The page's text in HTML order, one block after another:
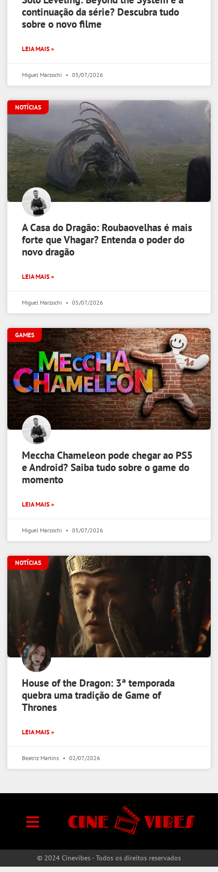
continuação da série? Descubra tudo
sobre o novo filme
LEIA MAIS »
Miguel Marzochi 05/07/2026
NOTÍCIAS
A Casa do Dragão: Roubaovelhas é mais
forte que Vhagar? Entenda o poder do
novo dragão
LEIA MAIS »
Miguel Marzochi 05/07/2026
GAMES
Meccha Chameleon pode chegar ao PS5
e Android? Saiba tudo sobre o game do
momento
LEIA MAIS »
Miguel Marzochi 05/07/2026
NOTÍCIAS
House of the Dragon: 3ª temporada
quebra uma tradição de Game of
Thrones
LEIA MAIS »
Beatriz Martins 02/07/2026
© 2024 Cinevibes - Todos os direitos reservados